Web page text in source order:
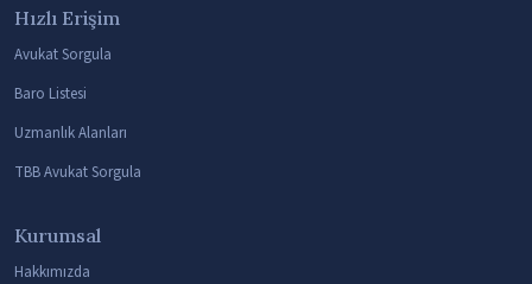
Hızlı Erişim
Avukat Sorgula
Baro Listesi
Uzmanlık Alanları
TBB Avukat Sorgula
Kurumsal
Hakkımızda